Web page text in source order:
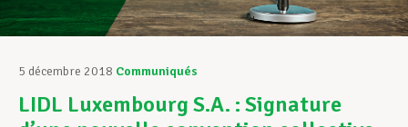
Assistance au Travail
Vos droits
5 décembre 2018 Communiqués
LIDL Luxembourg S.A. : Signature